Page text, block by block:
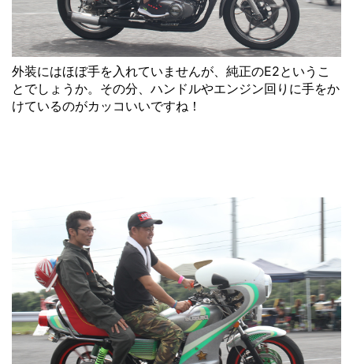
外装にはほぼ手を入れていませんが、純正のE2というこ
とでしょうか。その分、ハンドルやエンジン回りに手をか
けているのがカッコいいですね！